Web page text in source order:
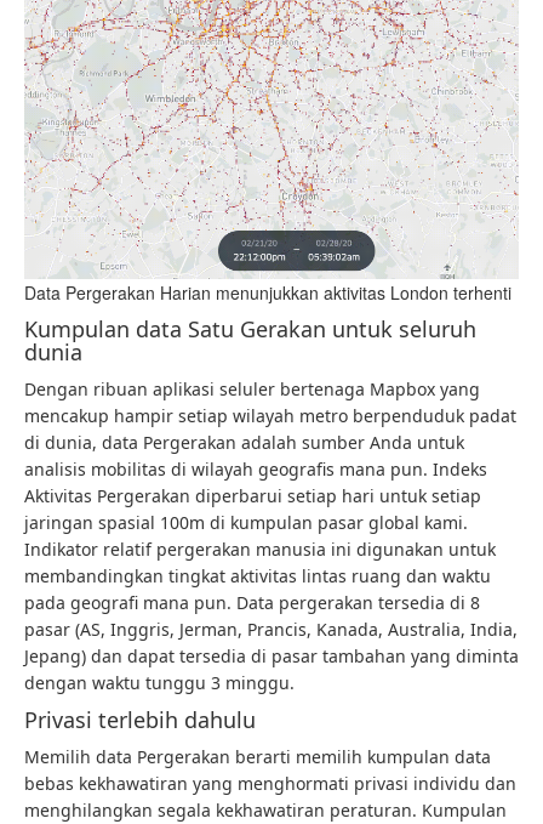
Data Pergerakan Harian menunjukkan aktivitas London terhenti
Kumpulan data Satu Gerakan untuk seluruh
dunia
Dengan ribuan aplikasi seluler bertenaga Mapbox yang
mencakup hampir setiap wilayah metro berpenduduk padat
di dunia, data Pergerakan adalah sumber Anda untuk
analisis mobilitas di wilayah geografis mana pun. Indeks
Aktivitas Pergerakan diperbarui setiap hari untuk setiap
jaringan spasial 100m di kumpulan pasar global kami.
Indikator relatif pergerakan manusia ini digunakan untuk
membandingkan tingkat aktivitas lintas ruang dan waktu
pada geografi mana pun. Data pergerakan tersedia di 8
pasar (AS, Inggris, Jerman, Prancis, Kanada, Australia, India,
Jepang) dan dapat tersedia di pasar tambahan yang diminta
dengan waktu tunggu 3 minggu.
Privasi terlebih dahulu
Memilih data Pergerakan berarti memilih kumpulan data
bebas kekhawatiran yang menghormati privasi individu dan
menghilangkan segala kekhawatiran peraturan. Kumpulan